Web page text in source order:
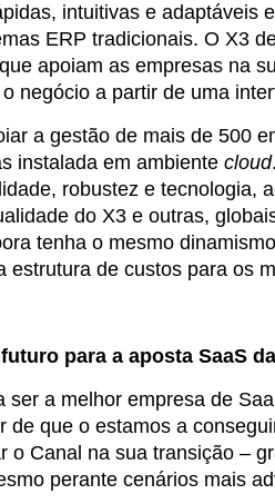
intuitivas e adaptáveis
ERP tradicionais. O X3
apoiam as empresas na
negócio a partir de uma
a gestão de mais de 500
instalada em ambiente cloud
robustez e tecnologia,
do X3 e outras,
tenha o mesmo
de custos para os
para a aposta SaaS
a melhor empresa de
de que o estamos a
o Canal na sua transição –
perante cenários mais